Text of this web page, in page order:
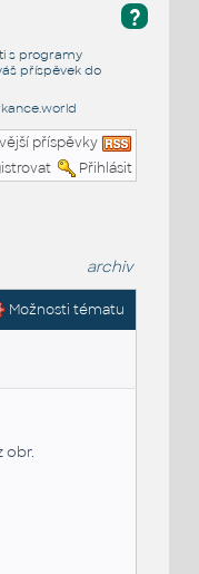
?
s programy
příspěvek do
příspěvky
Přihlásit
archiv
Možnosti tématu
obr.